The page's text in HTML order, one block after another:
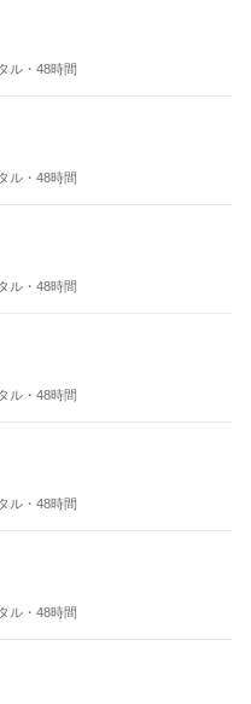
ル・ 48時間
ル・ 48時間
ル・ 48時間
ル・ 48時間
ル・ 48時間
ル・ 48時間